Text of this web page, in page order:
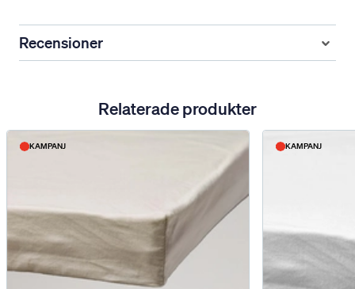
Recensioner
Relaterade produkter
KAMPANJ KAMPANJ